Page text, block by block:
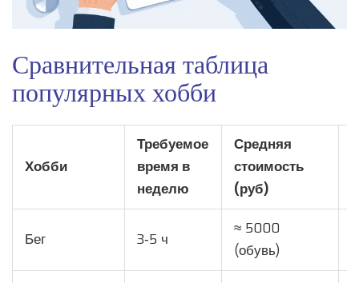
Сравнительная таблица
популярных хобби
Хобби
Требуемое
время в
неделю
Средняя
стоимость
(руб)
Бег 3‑5 ч
≈ 5000
(обувь)